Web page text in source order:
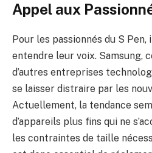
Appel aux
Pour les passionnés du S
entendre leur voix. Samsung,
d’autres entreprises
se laisser distraire par les
Actuellement, la tendance
d’appareils plus fins qui ne
les contraintes de taille